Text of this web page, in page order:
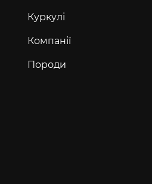
Куркулі
Компанії
Породи